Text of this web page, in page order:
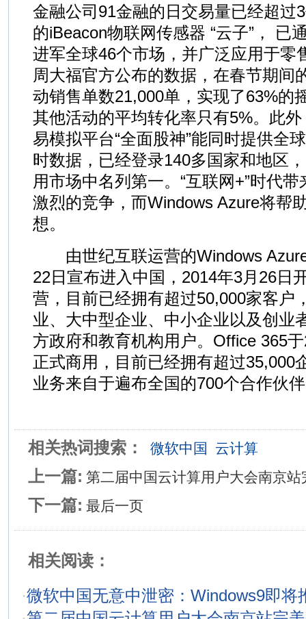
金融公司91金融的日交易量已经超过
的iBeacon物联网传感器 “云子”， 已
进军全球46个市场，并广泛应用于零
周大福官方公布的数据，在春节期间
动销售单数21,000单，实现了63%的
其他活动的平均转化率只有5%。此
易模拟平台“全面股神”能同时提供全
时数据，已经登录140多国家和地区
用市场中名列第一。“互联网+”时代
激烈的竞争，而Windows Azure将帮
想。
由世纪互联运营的Windows
22日宣布进入中国，2014年3月26日
营，目前已经拥有超过50,000家客户
业、大中型企业、中小企业以及创业
方政府和教育机构用户。Office 365
正式商用，目前已经拥有超过35,000
业务来自于遍布全国的700个合作伙
相关热词搜索： 微软中国 云计算
上一篇: 第二届中国云计算用户大会南京站
下一篇: 最后一页
相关阅读：
·微软中国无意中泄密：Windows9即将